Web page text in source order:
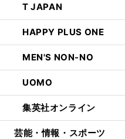
T JAPAN
HAPPY PLUS ONE
MEN'S NON-NO
UOMO
集英社オンライン
芸能・情報・スポーツ